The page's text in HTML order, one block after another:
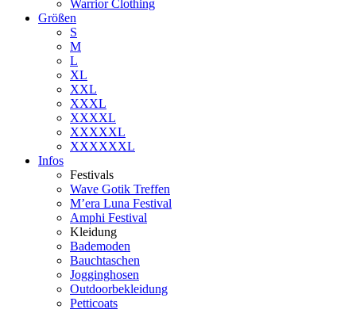
Warrior Clothing
Größen
S
M
L
XL
XXL
XXXL
XXXXL
XXXXXL
XXXXXXL
Infos
Festivals
Wave Gotik Treffen
M’era Luna Festival
Amphi Festival
Kleidung
Bademoden
Bauchtaschen
Jogginghosen
Outdoorbekleidung
Petticoats